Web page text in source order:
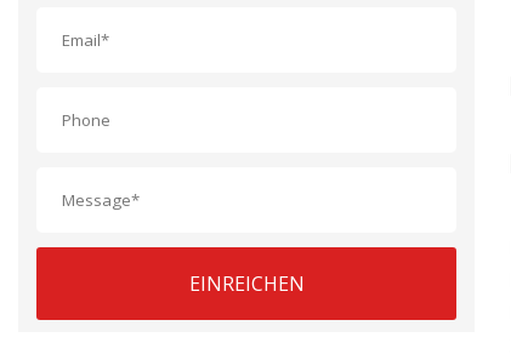
EINREICHEN